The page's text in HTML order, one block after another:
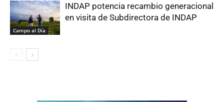
Campo al Día
INDAP potencia recambio generacional
en visita de Subdirectora de INDAP